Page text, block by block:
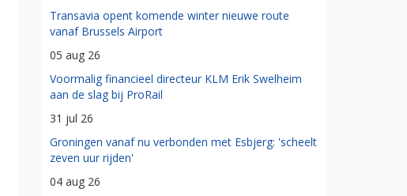
Transavia opent komende winter nieuwe route
vanaf Brussels Airport
05 aug 26
Voormalig financieel directeur KLM Erik Swelheim
aan de slag bij ProRail
31 jul 26
Groningen vanaf nu verbonden met Esbjerg: 'scheelt
zeven uur rijden'
04 aug 26